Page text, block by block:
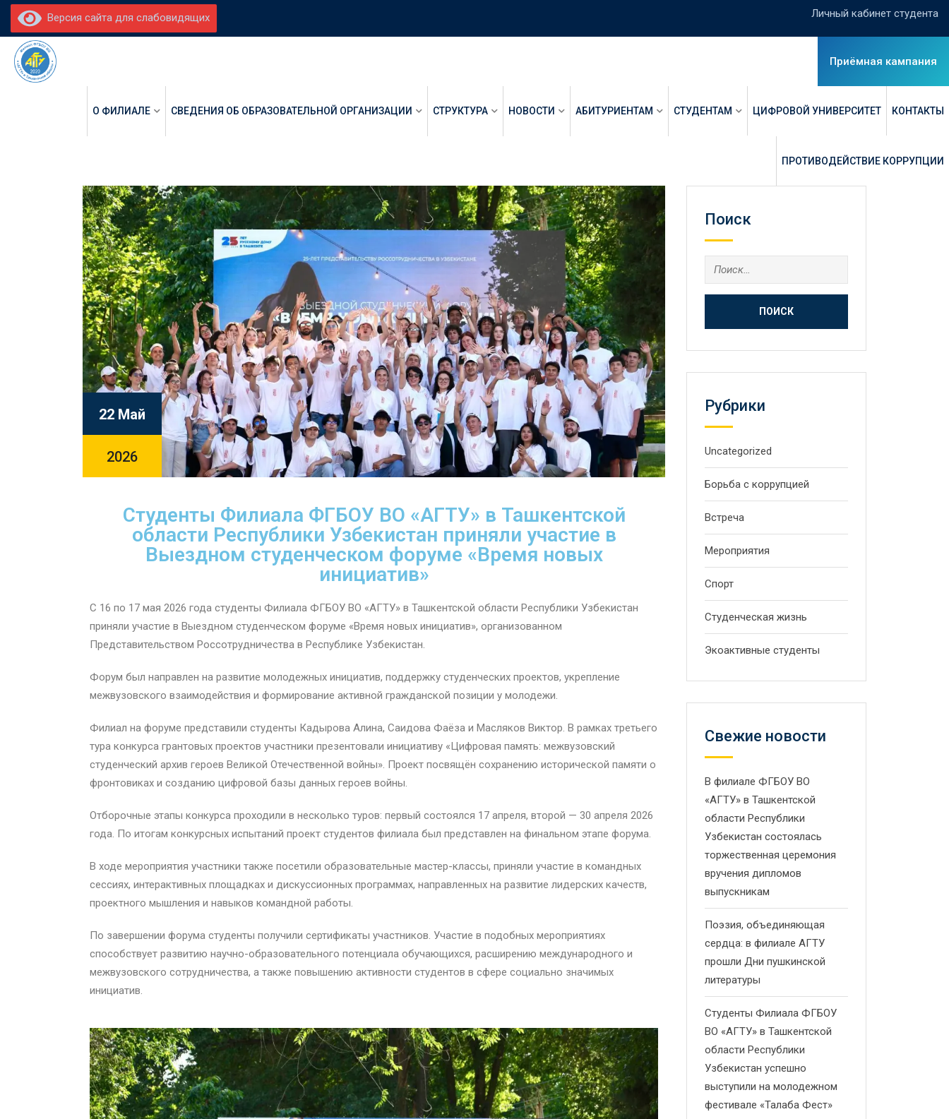
Версия сайта для слабовидящих Личный кабинет студента
Приёмная кампания
О ФИЛИАЛЕ СВЕДЕНИЯ ОБ ОБРАЗОВАТЕЛЬНОЙ ОРГАНИЗАЦИИ СТРУКТУРА НОВОСТИ АБИТУРИЕНТАМ СТУДЕНТАМ ЦИФРОВОЙ УНИВЕРСИТЕТ КОНТАКТЫ
ПРОТИВОДЕЙСТВИЕ КОРРУПЦИИ
22 Май
2026
Студенты Филиала ФГБОУ ВО «АГТУ» в Ташкентской
области Республики Узбекистан приняли участие в
Выездном студенческом форуме «Время новых
инициатив»
С 16 по 17 мая 2026 года студенты Филиала ФГБОУ ВО «АГТУ» в Ташкентской области Республики Узбекистан
приняли участие в Выездном студенческом форуме «Время новых инициатив», организованном
Представительством Россотрудничества в Республике Узбекистан.
Форум был направлен на развитие молодежных инициатив, поддержку студенческих проектов, укрепление
межвузовского взаимодействия и формирование активной гражданской позиции у молодежи.
Филиал на форуме представили студенты Кадырова Алина, Саидова Фаёза и Масляков Виктор. В рамках третьего
тура конкурса грантовых проектов участники презентовали инициативу «Цифровая память: межвузовский
студенческий архив героев Великой Отечественной войны». Проект посвящён сохранению исторической памяти о
фронтовиках и созданию цифровой базы данных героев войны.
Отборочные этапы конкурса проходили в несколько туров: первый состоялся 17 апреля, второй — 30 апреля 2026
года. По итогам конкурсных испытаний проект студентов филиала был представлен на финальном этапе форума.
В ходе мероприятия участники также посетили образовательные мастер-классы, приняли участие в командных
сессиях, интерактивных площадках и дискуссионных программах, направленных на развитие лидерских качеств,
проектного мышления и навыков командной работы.
По завершении форума студенты получили сертификаты участников. Участие в подобных мероприятиях
способствует развитию научно-образовательного потенциала обучающихся, расширению международного и
межвузовского сотрудничества, а также повышению активности студентов в сфере социально значимых
инициатив.
Поиск
Рубрики
Uncategorized
Борьба с коррупцией
Встреча
Мероприятия
Спорт
Студенческая жизнь
Экоактивные студенты
Свежие новости
В филиале ФГБОУ ВО
«АГТУ» в Ташкентской
области Республики
Узбекистан состоялась
торжественная церемония
вручения дипломов
выпускникам
Поэзия, объединяющая
сердца: в филиале АГТУ
прошли Дни пушкинской
литературы
Студенты Филиала ФГБОУ
ВО «АГТУ» в Ташкентской
области Республики
Узбекистан успешно
выступили на молодежном
фестивале «Талаба Фест»